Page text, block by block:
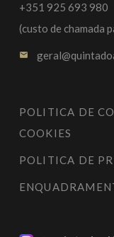
+351 925 693 980
(custo de chamada
email
POLITICA DE
COOKIES
POLITICA DE